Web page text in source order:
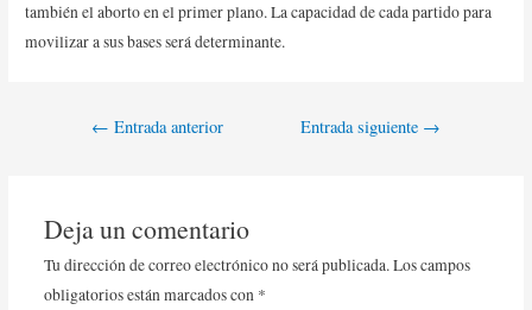
también el aborto en el primer plano. La capacidad de cada partido para
movilizar a sus bases será determinante.
← Entrada anterior Entrada siguiente →
Deja un comentario
Tu dirección de correo electrónico no será publicada.Los campos
obligatorios están marcados con *